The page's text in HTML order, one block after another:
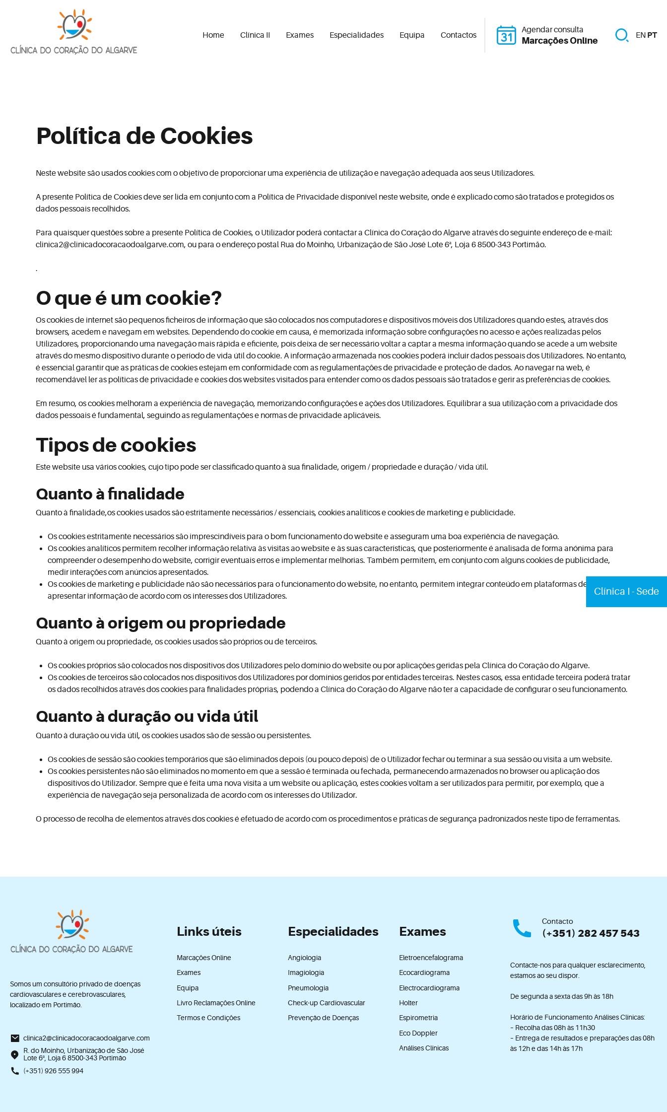
Clínica I - Sede
Home Clínica II Exames Especialidades Equipa Contactos
Agendar consulta
Marcações Online EN PT
Política de Cookies
Neste website são usados cookies com o objetivo de proporcionar uma experiência de utilização e navegação adequada aos seus Utilizadores.
A presente Política de Cookies deve ser lida em conjunto com a Política de Privacidade disponível neste website, onde é explicado como são tratados e protegidos os
dados pessoais recolhidos.
Para quaisquer questões sobre a presente Política de Cookies, o Utilizador poderá contactar a Clínica do Coração do Algarve através do seguinte endereço de e-mail:
clinica2@clinicadocoracaodoalgarve.com, ou para o endereço postal Rua do Moinho, Urbanização de São José Lote 6ª, Loja 6 8500-343 Portimão.
.
O que é um cookie?
Os cookies de internet são pequenos ficheiros de informação que são colocados nos computadores e dispositivos móveis dos Utilizadores quando estes, através dos
browsers, acedem e navegam em websites. Dependendo do cookie em causa, é memorizada informação sobre configurações no acesso e ações realizadas pelos
Utilizadores, proporcionando uma navegação mais rápida e eficiente, pois deixa de ser necessário voltar a captar a mesma informação quando se acede a um website
através do mesmo dispositivo durante o período de vida útil do cookie. A informação armazenada nos cookies poderá incluir dados pessoais dos Utilizadores. No entanto,
é essencial garantir que as práticas de cookies estejam em conformidade com as regulamentações de privacidade e proteção de dados. Ao navegar na web, é
recomendável ler as políticas de privacidade e cookies dos websites visitados para entender como os dados pessoais são tratados e gerir as preferências de cookies.
Em resumo, os cookies melhoram a experiência de navegação, memorizando configurações e ações dos Utilizadores. Equilibrar a sua utilização com a privacidade dos
dados pessoais é fundamental, seguindo as regulamentações e normas de privacidade aplicáveis.
Tipos de cookies
Este website usa vários cookies, cujo tipo pode ser classificado quanto à sua finalidade, origem / propriedade e duração / vida útil.
Quanto à finalidade
Quanto à finalidade,os cookies usados são estritamente necessários / essenciais, cookies analíticos e cookies de marketing e publicidade.
Os cookies estritamente necessários são imprescindíveis para o bom funcionamento do website e asseguram uma boa experiência de navegação.
Os cookies analíticos permitem recolher informação relativa às visitas ao website e às suas características, que posteriormente é analisada de forma anónima para
compreender o desempenho do website, corrigir eventuais erros e implementar melhorias. Também permitem, em conjunto com alguns cookies de publicidade,
medir interações com anúncios apresentados.
Os cookies de marketing e publicidade não são necessários para o funcionamento do website, no entanto, permitem integrar conteúdo em plataformas de terceiros e
apresentar informação de acordo com os interesses dos Utilizadores.
Quanto à origem ou propriedade
Quanto à origem ou propriedade, os cookies usados são próprios ou de terceiros.
Os cookies próprios são colocados nos dispositivos dos Utilizadores pelo domínio do website ou por aplicações geridas pela Clínica do Coração do Algarve.
Os cookies de terceiros são colocados nos dispositivos dos Utilizadores por domínios geridos por entidades terceiras. Nestes casos, essa entidade terceira poderá tratar
os dados recolhidos através dos cookies para finalidades próprias, podendo a Clínica do Coração do Algarve não ter a capacidade de configurar o seu funcionamento.
Quanto à duração ou vida útil
Quanto à duração ou vida útil, os cookies usados são de sessão ou persistentes.
Os cookies de sessão são cookies temporários que são eliminados depois (ou pouco depois) de o Utilizador fechar ou terminar a sua sessão ou visita a um website.
Os cookies persistentes não são eliminados no momento em que a sessão é terminada ou fechada, permanecendo armazenados no browser ou aplicação dos
dispositivos do Utilizador. Sempre que é feita uma nova visita a um website ou aplicação, estes cookies voltam a ser utilizados para permitir, por exemplo, que a
experiência de navegação seja personalizada de acordo com os interesses do Utilizador.
O processo de recolha de elementos através dos cookies é efetuado de acordo com os procedimentos e práticas de segurança padronizados neste tipo de ferramentas.
Somos um consultório privado de doenças
cardiovasculares e cerebrovasculares,
localizado em Portimão.
clinica2@clinicadocoracaodoalgarve.com
R. do Moinho, Urbanização de São José
Lote 6ª, Loja 6 8500-343 Portimão
(+351) 926 555 994
Links úteis
Marcações Online
Exames
Equipa
Livro Reclamações Online
Termos e Condições
Especialidades
Angiologia
Imagiologia
Pneumologia
Check-up Cardiovascular
Prevenção de Doenças
Exames
Eletroencefalograma
Ecocardiograma
Electrocardiograma
Holter
Espirometria
Eco Doppler
Análises Clínicas
Contacto
(+351) 282 457 543
Contacte-nos para qualquer esclarecimento,
estamos ao seu dispor.
De segunda a sexta das 9h às 18h
Horário de Funcionamento Análises Clínicas:
– Recolha das 08h às 11h30
– Entrega de resultados e preparações das 08h
às 12h e das 14h às 17h